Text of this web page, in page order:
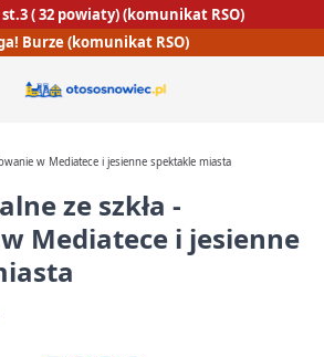
st.3 ( 32 powiaty) (komunikat RSO)
Burze (komunikat RSO)
w Mediatece i jesienne spektakle miasta
ze szkła -
Mediatece i jesienne